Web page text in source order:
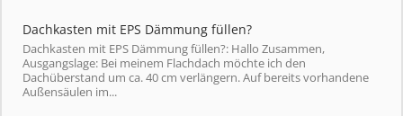
Dachkasten mit EPS Dämmung füllen?
Dachkasten mit EPS Dämmung füllen?: Hallo Zusammen,
Ausgangslage: Bei meinem Flachdach möchte ich den
Dachüberstand um ca. 40 cm verlängern. Auf bereits vorhandene
Außensäulen im...